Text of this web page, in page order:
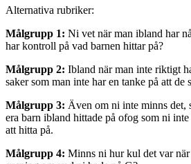
Alternativa rubriker:
Målgrupp 1: Ni vet när man ibland har
har kontroll på vad barnen hittar på?
Målgrupp 2: Ibland när man inte riktigt
saker som man inte har en tanke på att de
Målgrupp 3: Även om ni inte minns det,
era barn ibland hittade på ofog som ni
att hitta på.
Målgrupp 4: Minns ni hur kul det var